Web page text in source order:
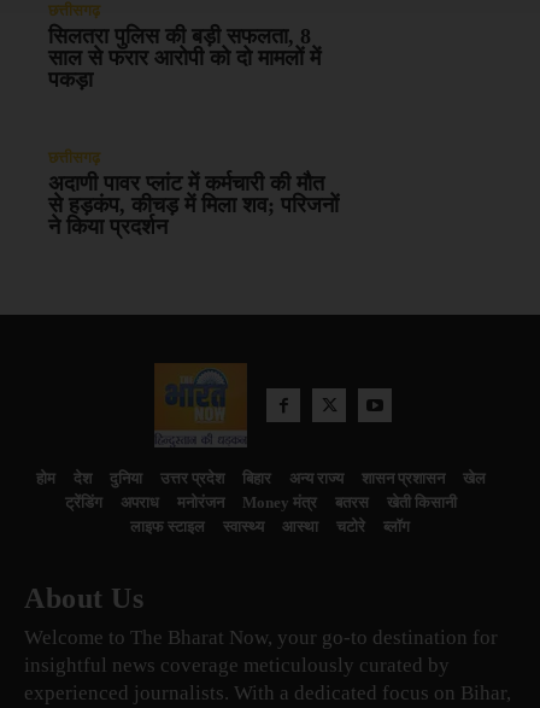
छत्तीसगढ़
सिलतरा पुलिस की बड़ी सफलता, 8
साल से फरार आरोपी को दो मामलों में
पकड़ा
छत्तीसगढ़
अदाणी पावर प्लांट में कर्मचारी की मौत
से हड़कंप, कीचड़ में मिला शव; परिजनों
ने किया प्रदर्शन
होम देश दुनिया उत्तर प्रदेश बिहार अन्य राज्य शासन प्रशासन
खेल
ट्रेंडिंग
अपराध मनोरंजन Money मंत्र बतरस
खेती किसानी
लाइफ स्टाइल
स्वास्थ्य आस्था चटोरे ब्लॉग
About Us
Welcome to The Bharat Now, your go-to destination for
insightful news coverage meticulously curated by
experienced journalists. With a dedicated focus on Bihar,